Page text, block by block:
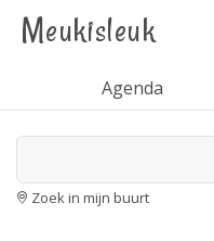
Meukisleuk
Agenda
Zoek in mijn buurt